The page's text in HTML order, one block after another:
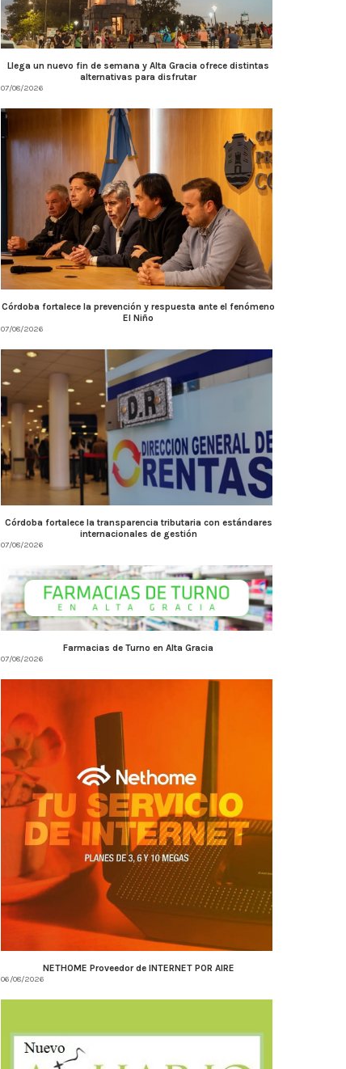
Llega un nuevo fin de semana y Alta Gracia ofrece distintas
alternativas para disfrutar
07/08/2026
Córdoba fortalece la prevención y respuesta ante el fenómeno
El Niño
07/08/2026
Córdoba fortalece la transparencia tributaria con estándares
internacionales de gestión
07/08/2026
Farmacias de Turno en Alta Gracia
07/08/2026
NETHOME Proveedor de INTERNET POR AIRE
06/08/2026